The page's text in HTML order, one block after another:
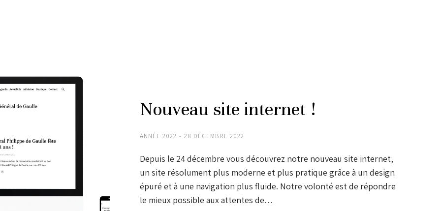
Nouveau site internet !
ANNÉE 2022 28 DÉCEMBRE 2022
Depuis le 24 décembre vous découvrez notre nouveau site internet,
un site résolument plus moderne et plus pratique grâce à un design
épuré et à une navigation plus fluide. Notre volonté est de répondre
le mieux possible aux attentes de…